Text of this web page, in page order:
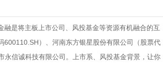
是将主板上市公司、风投基金等资源有机融合的互
）、河南东方银星股份有限公司（股票代
信诚科技有限公司。上市系、风投基金背景，让你